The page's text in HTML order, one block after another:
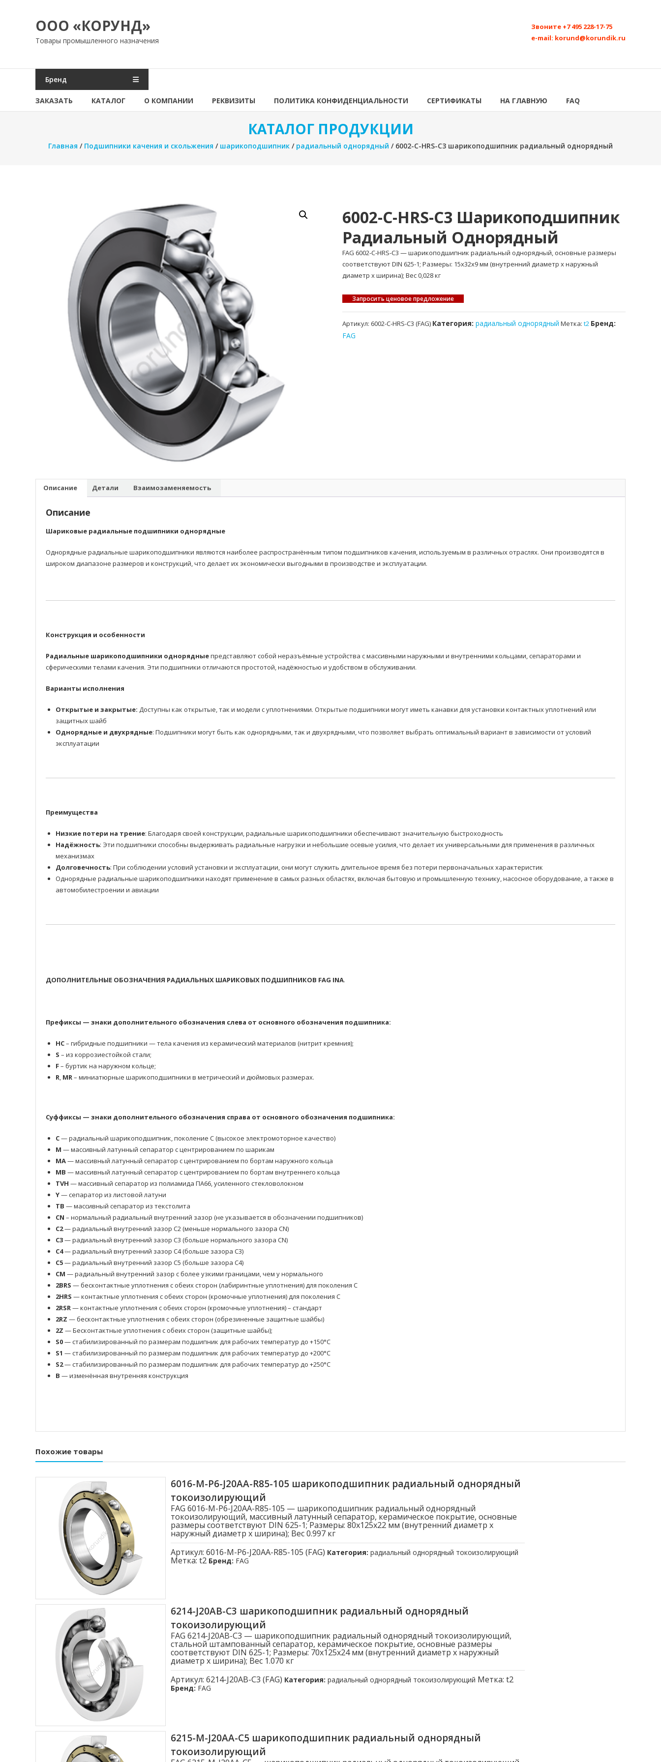
содержимомуООО «КОРУНД»
Товары промышленного назначения
Звоните +7 495 228-17-75
e-mail: korund@korundik.ru
Бренд
ЗАКАЗАТЬ КАТАЛОГ О КОМПАНИИ РЕКВИЗИТЫ ПОЛИТИКА КОНФИДЕНЦИАЛЬНОСТИ СЕРТИФИКАТЫ НА ГЛАВНУЮ FAQ
КАТАЛОГ ПРОДУКЦИИ
Главная / Подшипники качения и скольжения / шарикоподшипник / радиальный однорядный / 6002-C-HRS-C3 шарикоподшипник радиальный однорядный
6002-C-HRS-C3 Шарикоподшипник
Радиальный Однорядный
FAG 6002-C-HRS-C3 — шарикоподшипник радиальный однорядный, основные размеры
соответствуют DIN 625-1; Размеры: 15x32x9 мм (внутренний диаметр x наружный
диаметр x ширина); Вес 0,028 кг
Запросить ценовое предложение
Артикул: 6002-C-HRS-C3 (FAG) Категория: радиальный однорядный Метка: t2 Бренд:
FAG
Описание Детали Взаимозаменяемость
Описание
Шариковые радиальные подшипники однорядные
Однорядные радиальные шарикоподшипники являются наиболее распространённым типом подшипников качения, используемым в различных отраслях. Они производятся в
широком диапазоне размеров и конструкций, что делает их экономически выгодными в производстве и эксплуатации.
Конструкция и особенности
Радиальные шарикоподшипники однорядныепредставляют собой неразъёмные устройства с массивными наружными и внутренними кольцами, сепараторами и
сферическими телами качения. Эти подшипники отличаются простотой, надёжностью и удобством в обслуживании.
Варианты исполнения
Открытые и закрытые: Доступны как открытые, так и модели с уплотнениями. Открытые подшипники могут иметь канавки для установки контактных уплотнений или
защитных шайб
Однорядные и двухрядные: Подшипники могут быть как однорядными, так и двухрядными, что позволяет выбрать оптимальный вариант в зависимости от условий
эксплуатации
Преимущества
Низкие потери на трение: Благодаря своей конструкции, радиальные шарикоподшипники обеспечивают значительную быстроходность
Надёжность: Эти подшипники способны выдерживать радиальные нагрузки и небольшие осевые усилия, что делает их универсальными для применения в различных
механизмах
Долговечность: При соблюдении условий установки и эксплуатации, они могут служить длительное время без потери первоначальных характеристик
Однорядные радиальные шарикоподшипники находят применение в самых разных областях, включая бытовую и промышленную технику, насосное оборудование, а также в
автомобилестроении и авиации
ДОПОЛНИТЕЛЬНЫЕ ОБОЗНАЧЕНИЯ РАДИАЛЬНЫХ ШАРИКОВЫХ ПОДШИПНИКОВ FAG INA.
Префиксы — знаки дополнительного обозначения слева от основного обозначения подшипника:
HC– гибридные подшипники — тела качения из керамический материалов (нитрит кремния);
S – из коррозиестойкой стали;
F– буртик на наружном кольце;
R, MR– миниатюрные шарикоподшипники в метрический и дюймовых размерах.
Суффиксы — знаки дополнительного обозначения справа от основного обозначения подшипника:
C— радиальный шарикоподшипник, поколение C (высокое электромоторное качество)
M — массивный латунный сепаратор с центрированием по шарикам
MA— массивный латунный сепаратор с центрированием по бортам наружного кольца
MB — массивный латунный сепаратор с центрированием по бортам внутреннего кольца
TVH — массивный сепаратор из полиамида ПА66, усиленного стекловолокном
Y— сепаратор из листовой латуни
TB — массивный сепаратор из текстолита
CN – нормальный радиальный внутренний зазор (не указывается в обозначении подшипников)
C2— радиальный внутренний зазор C2 (меньше нормального зазора CN)
C3— радиальный внутренний зазор C3 (больше нормального зазора CN)
C4— радиальный внутренний зазор C4 (больше зазора C3)
C5— радиальный внутренний зазор C5 (больше зазора C4)
CM — радиальный внутренний зазор с более узкими границами, чем у нормального
2BRS — бесконтактные уплотнения с обеих сторон (лабиринтные уплотнения) для поколения C
2HRS — контактные уплотнения с обеих сторон (кромочные уплотнения) для поколения C
2RSR— контактные уплотнения с обеих сторон (кромочные уплотнения) – стандарт
2RZ — бесконтактные уплотнения с обеих сторон (обрезиненные защитные шайбы)
2Z — Бесконтактные уплотнения с обеих сторон (защитные шайбы);
S0— стабилизированный по размерам подшипник для рабочих температур до +150°C
S1 — стабилизированный по размерам подшипник для рабочих температур до +200°C
S2— стабилизированный по размерам подшипник для рабочих температур до +250°C
B — изменённая внутренняя конструкция
Похожие товары
6016-M-P6-J20AA-R85-105 шарикоподшипник радиальный однорядный
токоизолирующий
FAG 6016-M-P6-J20AA-R85-105 — шарикоподшипник радиальный однорядный
токоизолирующий, массивный латунный сепаратор, керамическое покрытие, основные
размеры соответствуют DIN 625-1; Размеры: 80x125x22 мм (внутренний диаметр x
наружный диаметр x ширина); Вес 0.997 кг
Артикул: 6016-M-P6-J20AA-R85-105 (FAG) Категория: радиальный однорядный токоизолирующий
Метка: t2 Бренд: FAG
6214-J20AB-C3 шарикоподшипник радиальный однорядный
токоизолирующий
FAG 6214-J20AB-C3 — шарикоподшипник радиальный однорядный токоизолирующий,
стальной штампованный сепаратор, керамическое покрытие, основные размеры
соответствуют DIN 625-1; Размеры: 70x125x24 мм (внутренний диаметр x наружный
диаметр x ширина); Вес 1.070 кг
Артикул: 6214-J20AB-C3 (FAG) Категория: радиальный однорядный токоизолирующий Метка: t2
Бренд: FAG
6215-M-J20AA-C5 шарикоподшипник радиальный однорядный
токоизолирующий